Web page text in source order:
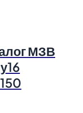
МЗВ